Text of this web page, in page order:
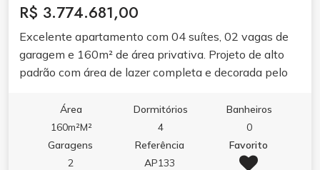
R$ 3.774.681,00
Excelente apartamento com 04 suítes, 02 vagas de
garagem e 160m² de área privativa. Projeto de alto
padrão com área de lazer completa e decorada pelo
espaço e conforto. Entrega jumho de 2026.
Área
160m²M²
Dormitórios
4
Banheiros
0
Garagens
2
Referência
AP133
Favorito